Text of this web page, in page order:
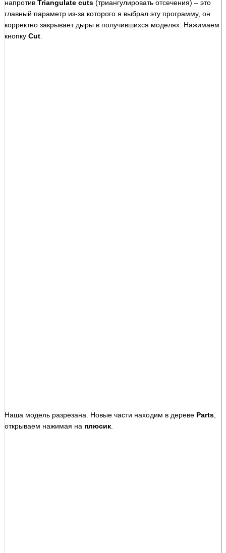
напротив Triangulate cuts (триангулировать отсечения) – это
главный параметр из-за которого я выбрал эту программу, он
корректно закрывает дыры в получившихся моделях. Нажимаем
кнопку Cut.
Наша модель разрезана. Новые части находим в дереве Parts,
открываем нажимая на плюсик.